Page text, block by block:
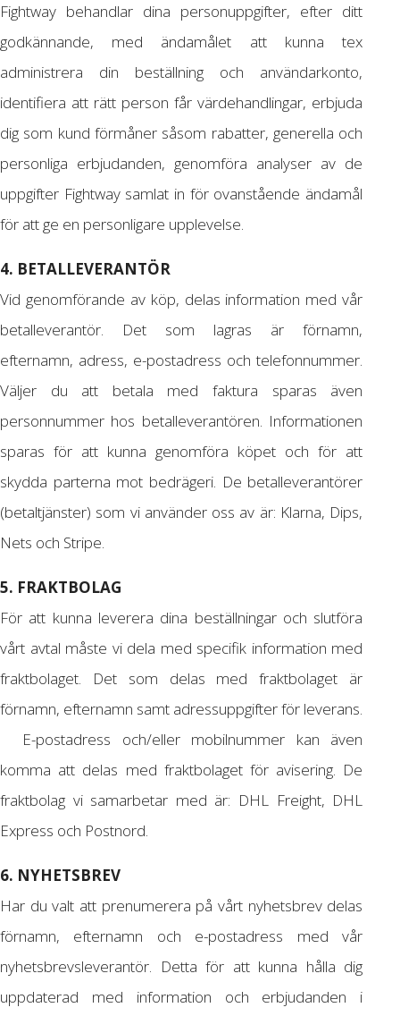
Fightway behandlar dina personuppgifter, efter ditt
godkännande, med ändamålet att kunna tex
administrera din beställning och användarkonto,
identifiera att rätt person får värdehandlingar, erbjuda
dig som kund förmåner såsom rabatter, generella och
personliga erbjudanden, genomföra analyser av de
uppgifter Fightway samlat in för ovanstående ändamål
för att ge en personligare upplevelse.
4. BETALLEVERANTÖR
Vid genomförande av köp, delas information med vår
betalleverantör. Det som lagras är förnamn,
efternamn, adress, e-postadress och telefonnummer.
Väljer du att betala med faktura sparas även
personnummer hos betalleverantören. Informationen
sparas för att kunna genomföra köpet och för att
skydda parterna mot bedrägeri. De betalleverantörer
(betaltjänster) som vi använder oss av är: Klarna, Dips,
Nets och Stripe.
5. FRAKTBOLAG
För att kunna leverera dina beställningar och slutföra
vårt avtal måste vi dela med specifik information med
fraktbolaget. Det som delas med fraktbolaget är
förnamn, efternamn samt adressuppgifter för leverans.
E-postadress och/eller mobilnummer kan även
komma att delas med fraktbolaget för avisering. De
fraktbolag vi samarbetar med är: DHL Freight, DHL
Express och Postnord.
6. NYHETSBREV
Har du valt att prenumerera på vårt nyhetsbrev delas
förnamn, efternamn och e-postadress med vår
nyhetsbrevsleverantör. Detta för att kunna hålla dig
uppdaterad med information och erbjudanden i